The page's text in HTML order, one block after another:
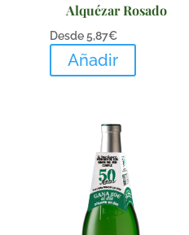
Alquézar Rosado
Desde5,87€
Añadir